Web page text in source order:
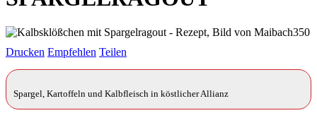
Drucken Empfehlen Teilen
Spargel, Kartoffeln und Kalbfleisch in köstlicher Allianz